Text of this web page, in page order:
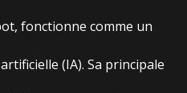
fonctionne comme un
(IA). Sa principale